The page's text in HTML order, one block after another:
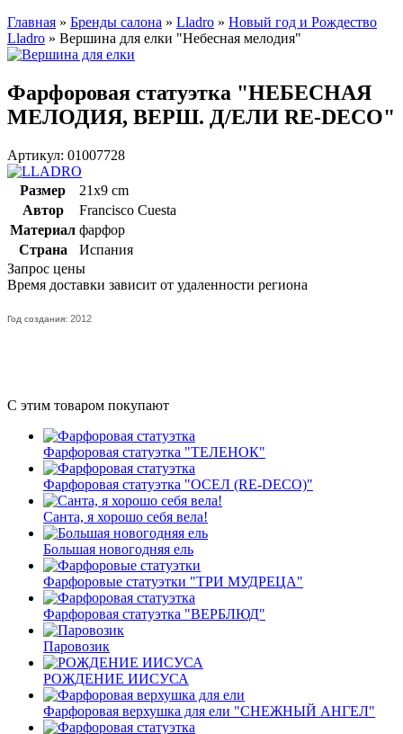
Главная » Бренды салона » Lladro » Новый год и Рождество
Lladro » Вершина для елки "Небесная мелодия"
Фарфоровая статуэтка "НЕБЕСНАЯ
МЕЛОДИЯ, ВЕРШ. Д/ЕЛИ RE-DECO"
Артикул: 01007728
Размер
21x9 cm
Автор
Francisco Cuesta
Материал фарфор
Страна
Испания
Запрос цены
Время доставки зависит от удаленности региона
Год создания: 2012
С этим товаром покупают
Фарфоровая статуэтка "ТЕЛЕНОК"
Фарфоровая статуэтка "ОСЕЛ (RE-DECO)"
Санта, я хорошо себя вела!
Большая новогодняя ель
Фарфоровые статуэтки "ТРИ МУДРЕЦА"
Фарфоровая статуэтка "ВЕРБЛЮД"
Паровозик
РОЖДЕНИЕ ИИСУСА
Фарфоровая верхушка для ели "СНЕЖНЫЙ АНГЕЛ"